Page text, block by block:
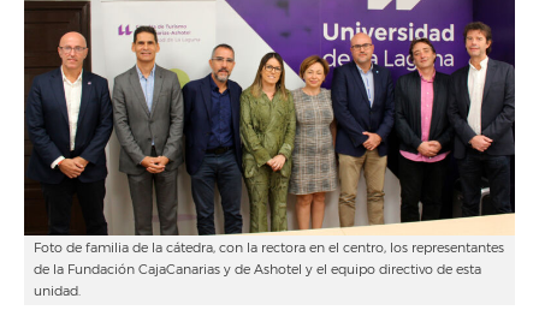
Foto de familia de la cátedra, con la rectora en el centro, los representantes
de la Fundación CajaCanarias y de Ashotel y el equipo directivo de esta
unidad.